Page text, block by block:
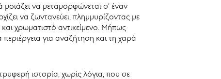
μοιάζει να μεταμορφώνεται σ’ έναν
να ζωντανεύει, πλημμυρίζοντας με
χρωματιστό αντικείμενο. Μήπως
για αναζήτηση και τη χαρά
ιστορία, χωρίς λόγια, που σε